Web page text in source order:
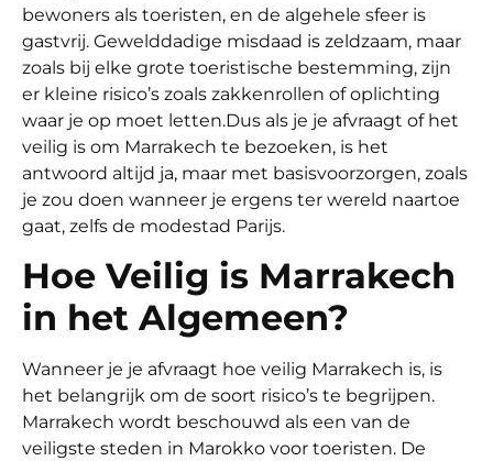
bewoners als toeristen, en de algehele sfeer is
gastvrij. Gewelddadige misdaad is zeldzaam, maar
zoals bij elke grote toeristische bestemming, zijn
er kleine risico’s zoals zakkenrollen of oplichting
waar je op moet letten.Dus als je je afvraagt of het
veilig is om Marrakech te bezoeken, is het
antwoord altijd ja, maar met basisvoorzorgen, zoals
je zou doen wanneer je ergens ter wereld naartoe
gaat, zelfs de modestad Parijs.
Hoe Veilig is Marrakech
in het Algemeen?
Wanneer je je afvraagt hoe veilig Marrakech is, is
het belangrijk om de soort risico’s te begrijpen.
Marrakech wordt beschouwd als een van de
veiligste steden in Marokko voor toeristen. De